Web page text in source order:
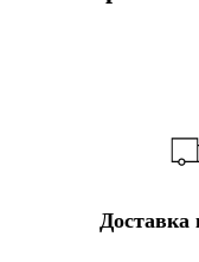
Доставка